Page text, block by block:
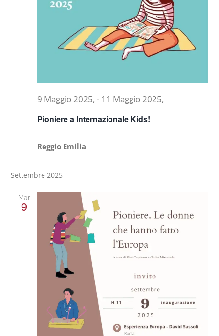
Pioniere a Internazionale Kids!
9 Maggio 2025, - 11 Maggio 2025,
Reggio Emilia
Settembre 2025
Mar
9